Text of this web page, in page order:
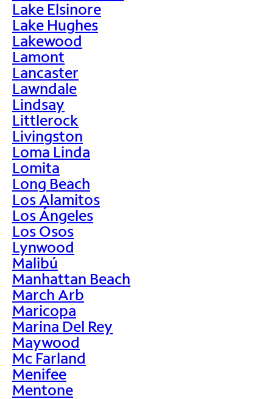
Lake Elsinore
Lake Hughes
Lakewood
Lamont
Lancaster
Lawndale
Lindsay
Littlerock
Livingston
Loma Linda
Lomita
Long Beach
Los Alamitos
Los Ángeles
Los Osos
Lynwood
Malibú
Manhattan Beach
March Arb
Maricopa
Marina Del Rey
Maywood
Mc Farland
Menifee
Mentone